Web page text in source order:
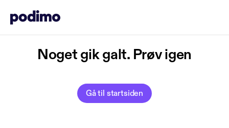
Noget gik galt. Prøv igen
Gå til startsiden